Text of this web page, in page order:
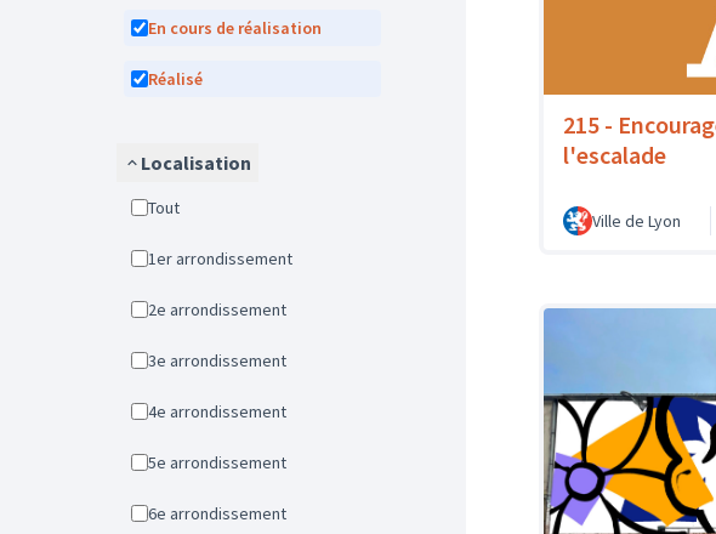
En cours de réalisation
Réalisé
Localisation
Tout
1er arrondissement
2e arrondissement
3e arrondissement
4e arrondissement
5e arrondissement
6e arrondissement
215 -
l'escalade
Ville de Lyon